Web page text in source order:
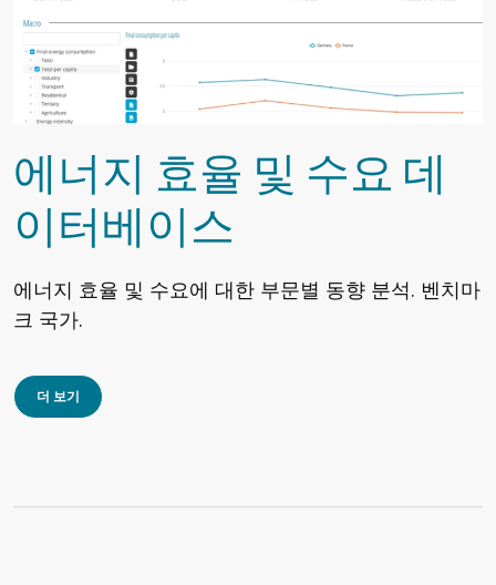
에너지 효율 및 수요 데
이터베이스
에너지 효율 및 수요에 대한 부문별 동향 분석. 벤치마
크 국가.
더 보기